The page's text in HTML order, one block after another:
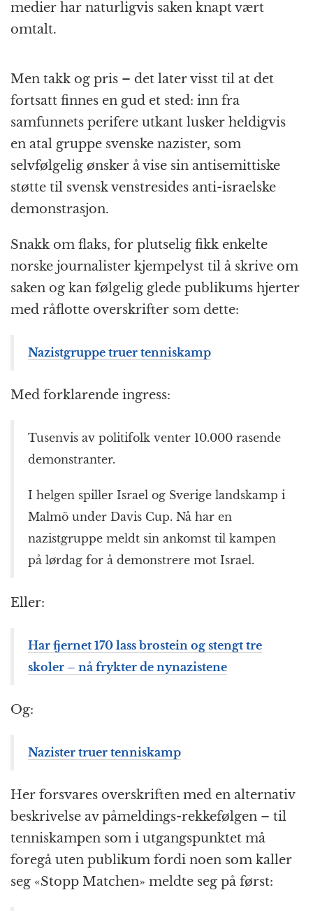
medier har naturligvis saken knapt vært
omtalt.
Men takk og pris – det later visst til at det
fortsatt finnes en gud et sted: inn fra
samfunnets perifere utkant lusker heldigvis
en atal gruppe svenske nazister, som
selvfølgelig ønsker å vise sin antisemittiske
støtte til svensk venstresides anti-israelske
demonstrasjon.
Snakk om flaks, for plutselig fikk enkelte
norske journalister kjempelyst til å skrive om
saken og kan følgelig glede publikums hjerter
med råflotte overskrifter som dette:
Nazistgruppe truer tenniskamp
Med forklarende ingress:
Tusenvis av politifolk venter 10.000 rasende
demonstranter.
I helgen spiller Israel og Sverige landskamp i
Malmö under Davis Cup. Nå har en
nazistgruppe meldt sin ankomst til kampen
på lørdag for å demonstrere mot Israel.
Eller:
Har fjernet 170 lass brostein og stengt tre
skoler – nå frykter de nynazistene
Og:
Nazister truer tenniskamp
Her forsvares overskriften med en alternativ
beskrivelse av påmeldings-rekkefølgen – til
tenniskampen som i utgangspunktet må
foregå uten publikum fordi noen som kaller
seg «Stopp Matchen» meldte seg på først: